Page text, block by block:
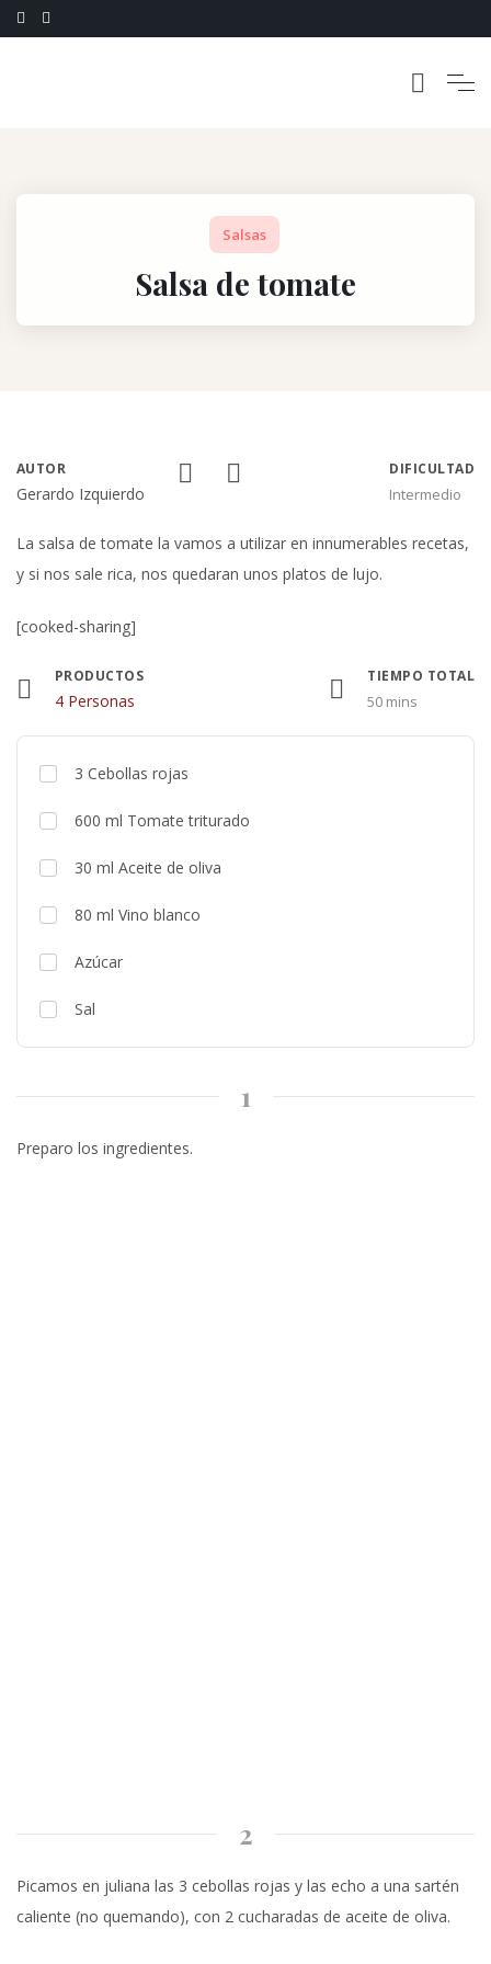
Salsas
Salsa de tomate
AUTOR
Gerardo Izquierdo
DIFICULTAD
Intermedio
La salsa de tomate la vamos a utilizar en innumerables recetas,
y si nos sale rica, nos quedaran unos platos de lujo.
[cooked-sharing]
PRODUCTOS
4 Personas
TIEMPO TOTAL
50 mins
3 Cebollas rojas
600 ml Tomate triturado
30 ml Aceite de oliva
80 ml Vino blanco
Azúcar
Sal
1
Preparo los ingredientes.
2
Picamos en juliana las 3 cebollas rojas y las echo a una sartén
caliente (no quemando), con 2 cucharadas de aceite de oliva.